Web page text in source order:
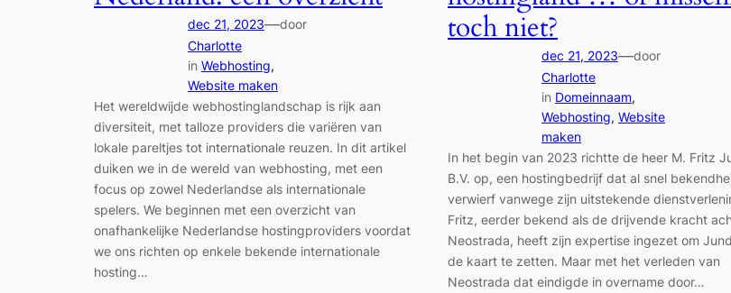
dec 21, 2023—door
Charlotte
in Webhosting
Website maken
Het wereldwijde webhostinglandschap is rijk aan
diversiteit, met talloze providers die variëren van
lokale pareltjes tot internationale reuzen. In dit artikel
duiken we in de wereld van webhosting, met een
focus op zowel Nederlandse als internationale
spelers. We beginnen met een overzicht van
onafhankelijke Nederlandse hostingproviders voordat
we ons richten op enkele bekende internationale
hosting…
toch niet?
dec 21, 2023—door
Charlotte
in Domeinnaam
Webhosting, Website
maken
In het begin van 2023 richtte de heer M. Fritz
B.V. op, een hostingbedrijf dat al snel
verwierf vanwege zijn uitstekende
Fritz, eerder bekend als de drijvende kracht
Neostrada, heeft zijn expertise ingezet om
de kaart te zetten. Maar met het verleden van
Neostrada dat eindigde in overname door…